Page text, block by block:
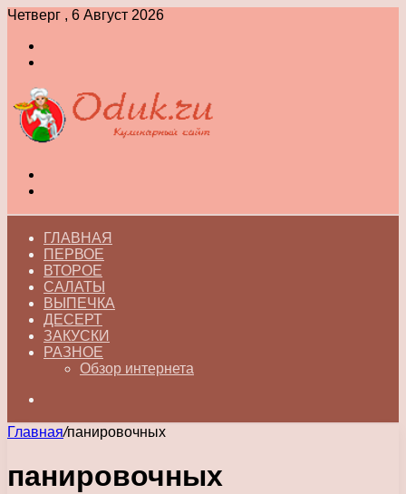
Четверг , 6 Август 2026
ГЛАВНАЯ
ПЕРВОЕ
ВТОРОЕ
САЛАТЫ
ВЫПЕЧКА
ДЕСЕРТ
ЗАКУСКИ
РАЗНОЕ
Обзор интернета
Главная/панировочных
панировочных